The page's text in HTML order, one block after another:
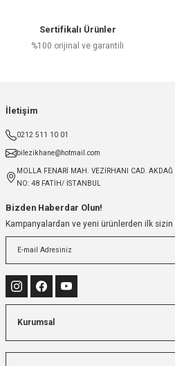
Sertifikalı Ürünler
%100 orijinal ve garantili
İletişim
0212 511 10 01
bilezikhane@hotmail.com
MOLLA FENARİ MAH. VEZİRHANI CAD.
NO: 48 FATİH/ İSTANBUL
Bizden Haberdar Olun!
Kampanyalardan ve yeni ürünlerden ilk
Kurumsal